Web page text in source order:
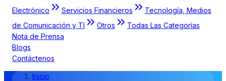
Electrónico
Servicios Financieros
Tecnología, Medios
de Comunicación y TI
Otros
Todas Las Categorías
Nota de Prensa
Blogs
Contáctenos
Inicio